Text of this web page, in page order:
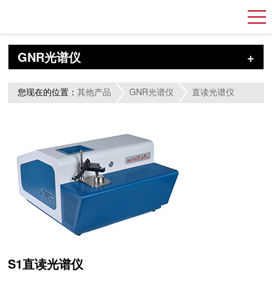
GNR光谱仪 +
您现在的位置：其他产品 GNR光谱仪 直读光谱仪
S1直读光谱仪